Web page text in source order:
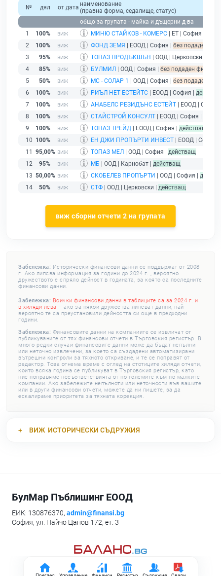
№ дял от дата наименование
(правна форма, седалище, статус)
общо за групата - майка и дъщерни д-ва
1
100% МИНЮ СТАЙКОВ - КОМЕРС | ЕТ | София |
2
100% ФОНД ЗЕМЯ | ЕООД | София | без подаден
3
95% ТОПАЗ ПРОДЪКШЪН | ООД | Церковски |
4
85% БУЛМИЛ | ООД | София | без подаден
5
50% МС - СОЛАР 1 | ООД | София | без подаден
6
100% РИЪЛ НЕТ ЕСТЕЙТС | ЕООД | София |
7
100% АНАБЕЛС РЕЗИДЪНС ЕСТЕЙТ | ЕООД |
8
100% СТАЙСТРОЙ КОНСУЛТ | ЕООД | София |
9
100% ТОПАЗ ТРЕЙД | ЕООД | София | действащ
10 100% ЕН ДЖИ ПРОПЪРТИ ИНВЕСТ | ЕООД | София |
11
95,00% ТОПАЗ МЕЛ | ООД | София | действащ
12
95% МБ | ООД | Карнобат | действащ
13 50,00% СКОБЕЛЕВ ПРОПЪРТИ | ООД | София |
14
50% СТФ | ООД | Церковски | действащ
виж сборни отчети 2 на групата
Забележка: Исторически финансови данни се поддържат от 2008
г. Ако липсва информация за години до 2024 г. , вероятно
дружеството е спряло дейност в годината, за която са последните
финансови данни.
Забележка: Всички финансови данни в таблиците са за 2024 г. и
в хиляди лева – ако за някои дружества липсват данни, най-
вероятно те са преустановили дейността си още в предходни
години.
Забележка: Финансовите данни на компаниите се извличат от
публикуваните от тях финансови отчети в Търговския регистър. В
много редки случаи финансовите данни може да бъдат непълни
или неточно извлечени, за което са създадени автоматизирани
вътрешни контроли за тяхното откриване, и те се поправят от
редактор. Това отнема време с оглед на стотиците хиляди отчети,
които всяка година се публикуват в Търговския регистър, като
ние поправяме несъответствията от по-големите към по-малките
компании. Ако забележите непълноти или неточности във вашите
или в други финансови отчети, можете да ни пишете, за да
ескалираме приоритета за тяхната корекция.
ВИЖ ИСТОРИЧЕСКИ СЪДРУЖИЯ
БулМар Пъблишинг ЕООД
ЕИК: 130876370, admin@finansi.bg
София, ул. Найчо Цанов 172, ет. 3